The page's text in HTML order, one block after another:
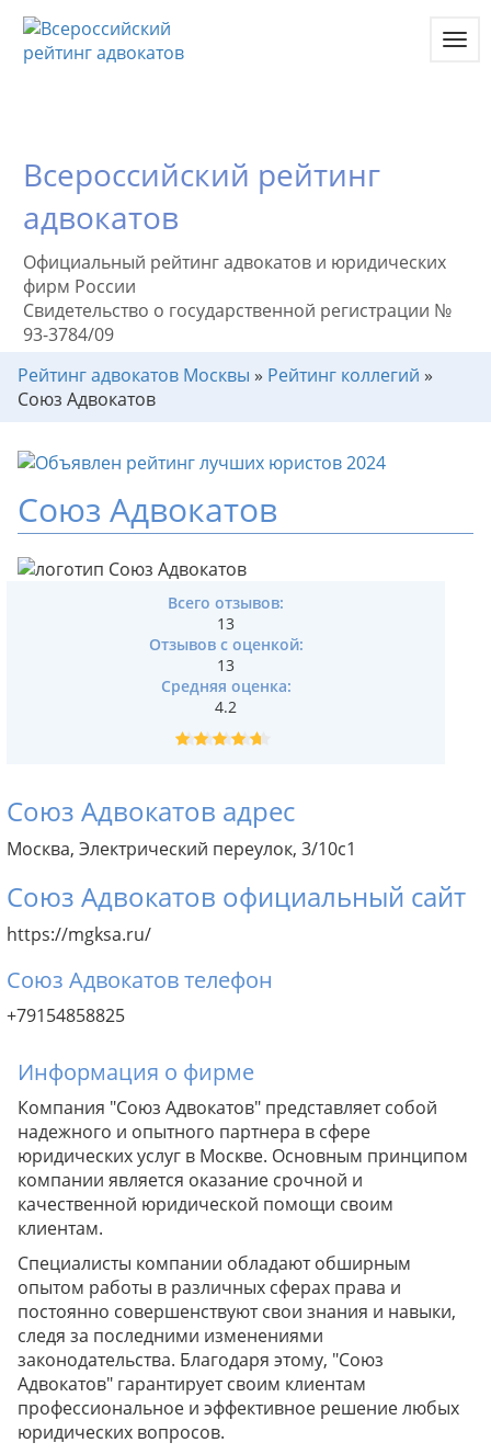
Всероссийский рейтинг
адвокатов
Официальный рейтинг адвокатов и юридических
фирм России
Свидетельство о государственной регистрации №
93-3784/09
Рейтинг адвокатов Москвы » Рейтинг коллегий »
Союз Адвокатов
Союз Адвокатов
Союз Адвокатов адрес
Москва, Электрический переулок, 3/10с1
Союз Адвокатов официальный сайт
https://mgksa.ru/
Союз Адвокатов телефон
+79154858825
Всего отзывов:
13
Отзывов с оценкой:
13
Средняя оценка:
4.2
Информация о фирме
Компания "Союз Адвокатов" представляет собой
надежного и опытного партнера в сфере
юридических услуг в Москве. Основным принципом
компании является оказание срочной и
качественной юридической помощи своим
клиентам.
Специалисты компании обладают обширным
опытом работы в различных сферах права и
постоянно совершенствуют свои знания и навыки,
следя за последними изменениями
законодательства. Благодаря этому, "Союз
Адвокатов" гарантирует своим клиентам
профессиональное и эффективное решение любых
юридических вопросов.